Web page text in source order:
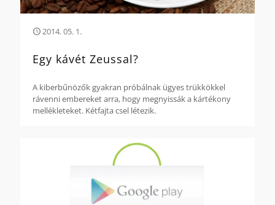
2014. 05. 1.
Egy kávét Zeussal?
A kiberbűnözők gyakran próbálnak ügyes trükkökkel
rávenni embereket arra, hogy megnyissák a kártékony
mellékleteket. Kétfajta csel létezik.